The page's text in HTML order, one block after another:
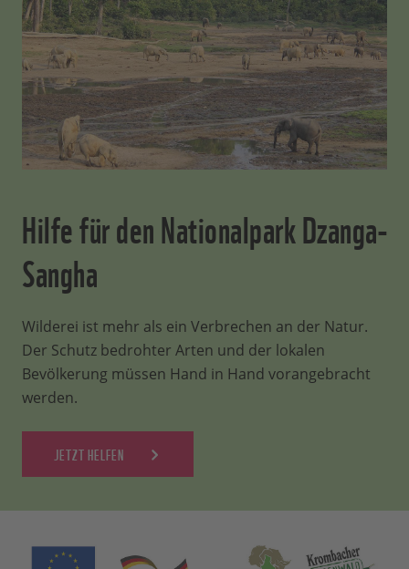
Hilfe für den Nationalpark Dzanga-
Sangha
Wilderei ist mehr als ein Verbrechen an der Natur.
Der Schutz bedrohter Arten und der lokalen
Bevölkerung müssen Hand in Hand vorangebracht
werden.
JETZT HELFEN